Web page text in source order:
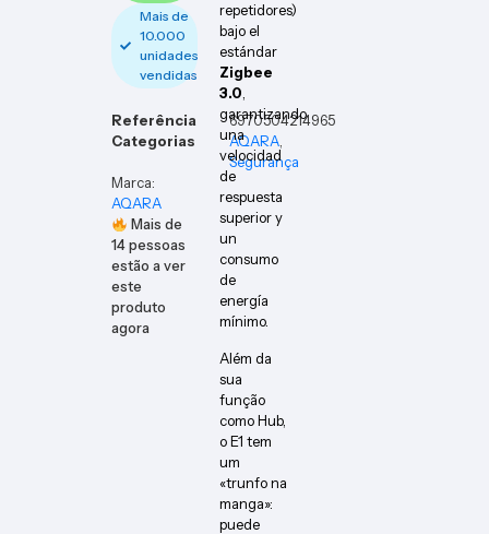
Mais de
10.000
unidades
vendidas
Referência
6970504214965
Categorias
AQARA,
Segurança
Marca:
AQARA
Mais de
14pessoas
estão a ver
este
produto
agora
repetidores)
bajo el
estándar
Zigbee
3.0,
garantizando
una
velocidad
de
respuesta
superior y
un
consumo
de
energía
mínimo.
Além da
sua
função
como Hub,
o E1 tem
um
«trunfo na
manga»:
puede